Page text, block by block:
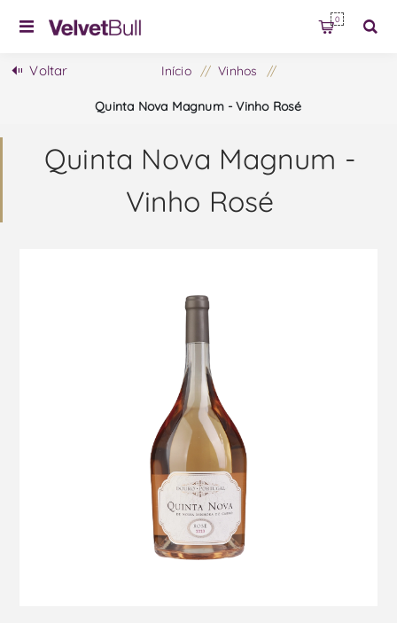
0
Voltar Início / Vinhos /
Quinta Nova Magnum - Vinho Rosé
Quinta Nova Magnum -
Vinho Rosé